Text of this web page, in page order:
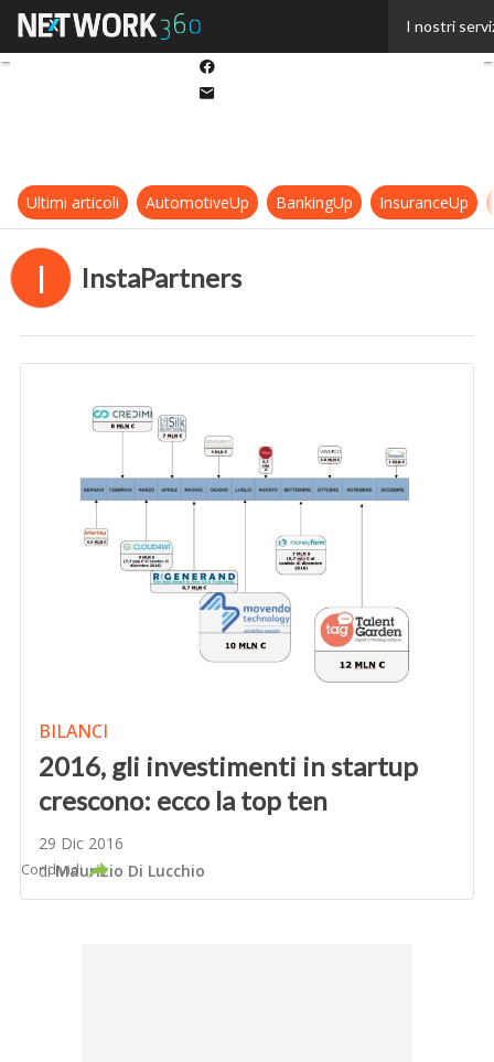
I nostri
Ultimi articoli AutomotiveUp BankingUp InsuranceUp
I InstaPartners
BILANCI
2016, gli investimenti in startup
crescono: ecco la top ten
29 Dic 2016
diMaurizio Di Lucchio
Condividi